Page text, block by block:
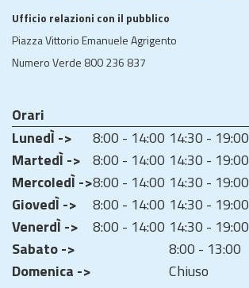
Ufficio relazioni con il pubblico
Piazza Vittorio Emanuele Agrigento
Numero Verde 800 236 837
Orari
LunedÌ ->
8:00 - 14:00 14:30 - 19:00
MartedÌ -> 8:00 - 14:00 14:30 - 19:00
MercoledÌ ->8:00 - 14:00 14:30 - 19:00
GiovedÌ ->
8:00 - 14:00 14:30 - 19:00
VenerdÌ ->
8:00 - 14:00 14:30 - 19:00
Sabato ->
8:00 - 13:00
Domenica ->
Chiuso